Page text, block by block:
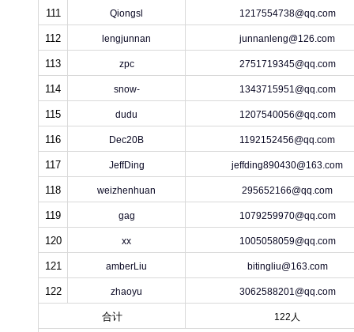
111 Qiongsl 1217554738@qq.com
112 lengjunnan junnanleng@126.com
113 zpc 2751719345@qq.com
114 snow- 1343715951@qq.com
115 dudu 1207540056@qq.com
116 Dec20B 1192152456@qq.com
117 JeffDing jeffding890430@163.com
118 weizhenhuan 295652166@qq.com
119 gag 1079259970@qq.com
120 xx 1005058059@qq.com
121 amberLiu bitingliu@163.com
122 zhaoyu 3062588201@qq.com
合计 122人